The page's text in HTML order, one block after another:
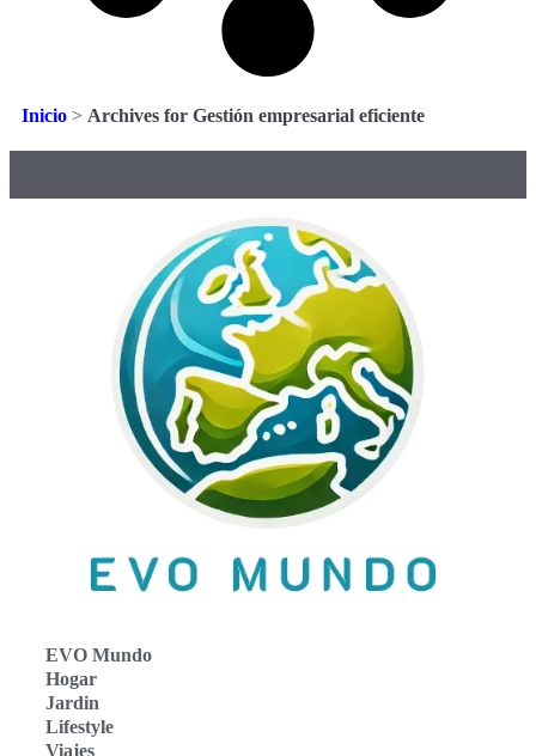
Inicio > Archives for Gestión empresarial eficiente
EVO Mundo
Hogar
Jardin
Lifestyle
Viajes